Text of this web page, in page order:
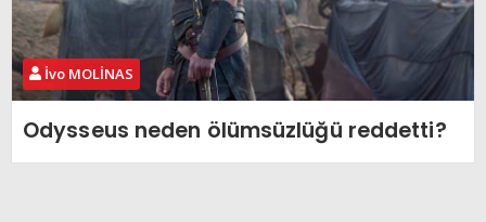
İvo MOLİNAS
Odysseus neden ölümsüzlüğü reddetti?